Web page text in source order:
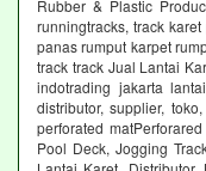
Rubber & Plastic
runningtracks, track
panas rumput karpet
track track Jual Lantai
indotrading jakarta
distributor, supplier,
perforated
Pool Deck, Jogging